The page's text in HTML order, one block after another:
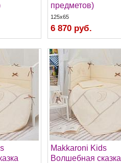
предметов)
125x65
6 870 руб.
Makkaroni Kids
Волшебная сказка